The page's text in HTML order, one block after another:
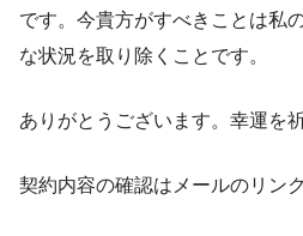
です。今貴方がすべきことは私
な状況を取り除くことです。
ありがとうございます。幸運を
契約内容の確認はメールのリン